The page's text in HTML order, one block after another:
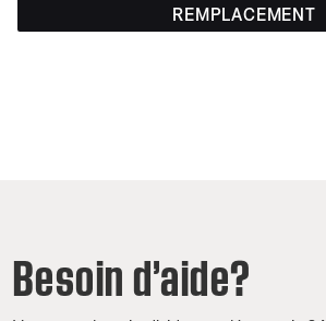
REMPLACEMENT
Besoin d’aide?